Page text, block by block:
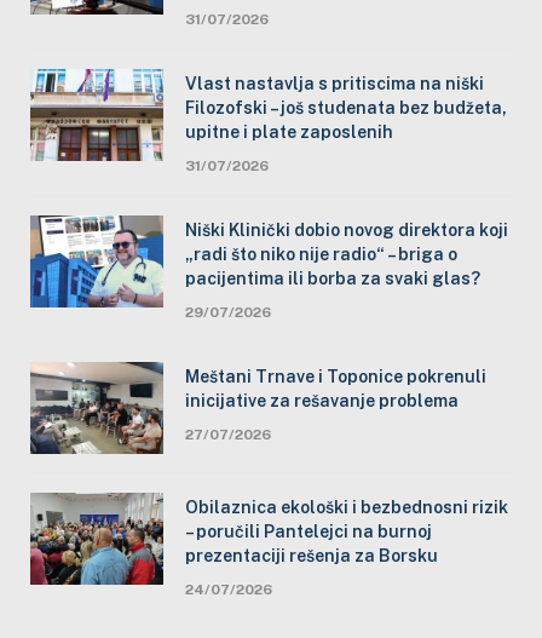
31/07/2026
Vlast nastavlja s pritiscima na niški
Filozofski – još studenata bez budžeta,
upitne i plate zaposlenih
31/07/2026
Niški Klinički dobio novog direktora koji
„radi što niko nije radio“ – briga o
pacijentima ili borba za svaki glas?
29/07/2026
Meštani Trnave i Toponice pokrenuli
inicijative za rešavanje problema
27/07/2026
Obilaznica ekološki i bezbednosni rizik
– poručili Pantelejci na burnoj
prezentaciji rešenja za Borsku
24/07/2026